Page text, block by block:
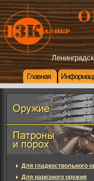
Главная
Для гладкоствольного
Для нарезного оружия